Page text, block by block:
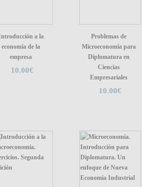
a la
economía de la
empresa
10.00€
Problemas de
Microeconomía para
Diplomatura en
Ciencias
Empresariales
10.00€